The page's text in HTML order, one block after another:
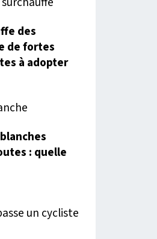
des
de fortes
à adopter
: quelle